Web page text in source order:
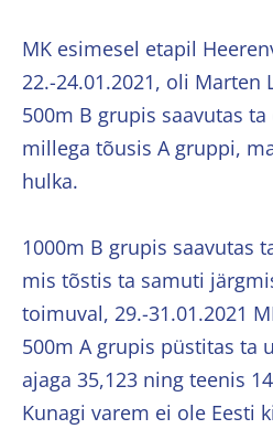
MK esimesel etapil
22.-24.01.2021, oli Marten
500m B grupis saavutas
millega tõusis A gruppi,
hulka.
1000m B grupis saavutas
mis tõstis ta samuti
toimuval, 29.-31.01.2021
500m A grupis püstitas ta
ajaga 35,123 ning teenis
Kunagi varem ei ole Eesti